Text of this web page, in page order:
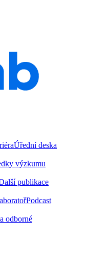
Úřední deska
výzkumu
publikace
Podcast
odborné